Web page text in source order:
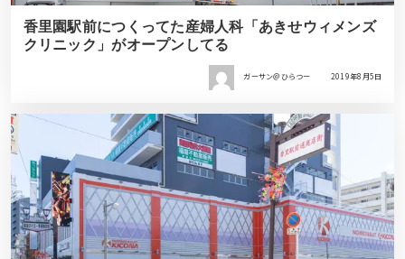
香里園駅前につくってた産婦人科「あきせウィメンズ
クリニック」がオープンしてる
ガーサン＠ひらつー 2019年8月5日